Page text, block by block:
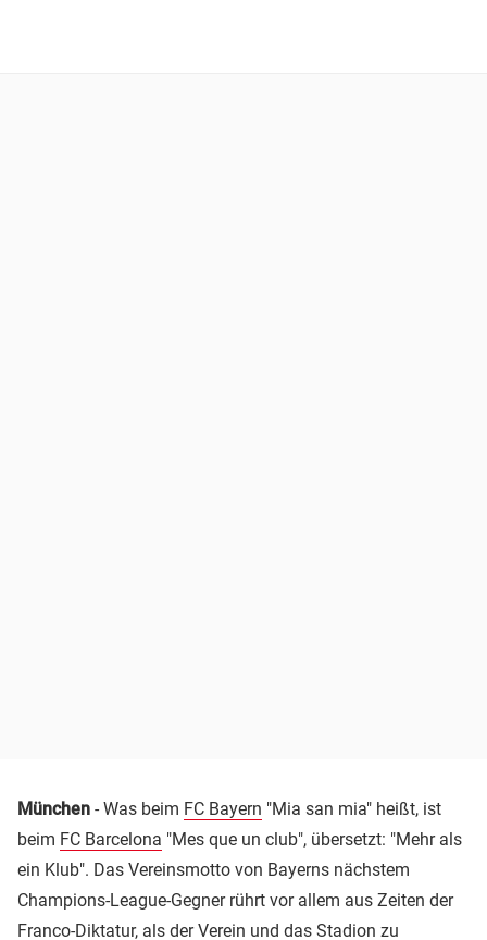
München - Was beim FC Bayern "Mia san mia" heißt, ist
beim FC Barcelona "Mes que un club", übersetzt: "Mehr als
ein Klub". Das Vereinsmotto von Bayerns nächstem
Champions-League-Gegner rührt vor allem aus Zeiten der
Franco-Diktatur, als der Verein und das Stadion zu